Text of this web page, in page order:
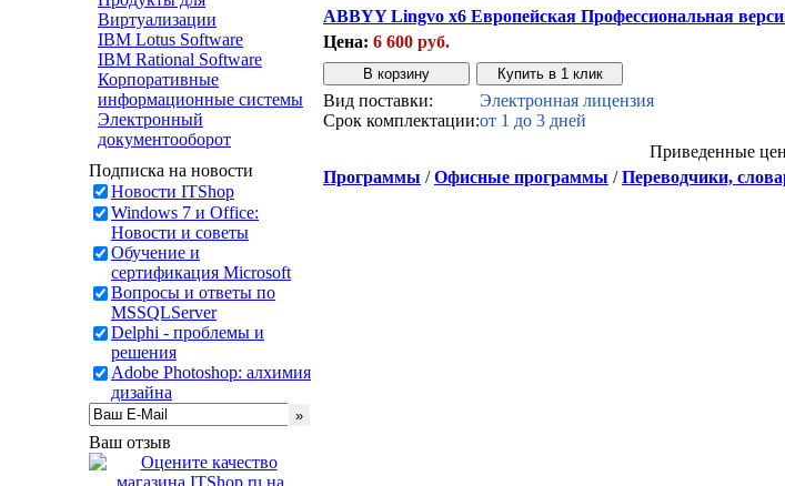
Виртуализации
IBM Lotus Software
IBM Rational Software
Корпоративные
информационные системы
Электронный
документооборот
Подписка на новости
Новости ITShop
Windows 7 и Office:
Новости и советы
Обучение и
сертификация Microsoft
Вопросы и ответы по
MSSQLServer
Delphi - проблемы и
решения
Adobe Photoshop: алхимия
дизайна
Ваш отзыв
ABBYY Lingvo x6 Европейская Профессиональная
Цена: 6 600 руб.
Вид поставки:
Электронная лицензия
Срок комплектации:от 1 до 3 дней
Приведенные
Программы /Офисные программы /Переводчики,